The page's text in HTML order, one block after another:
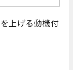
上げる動機付